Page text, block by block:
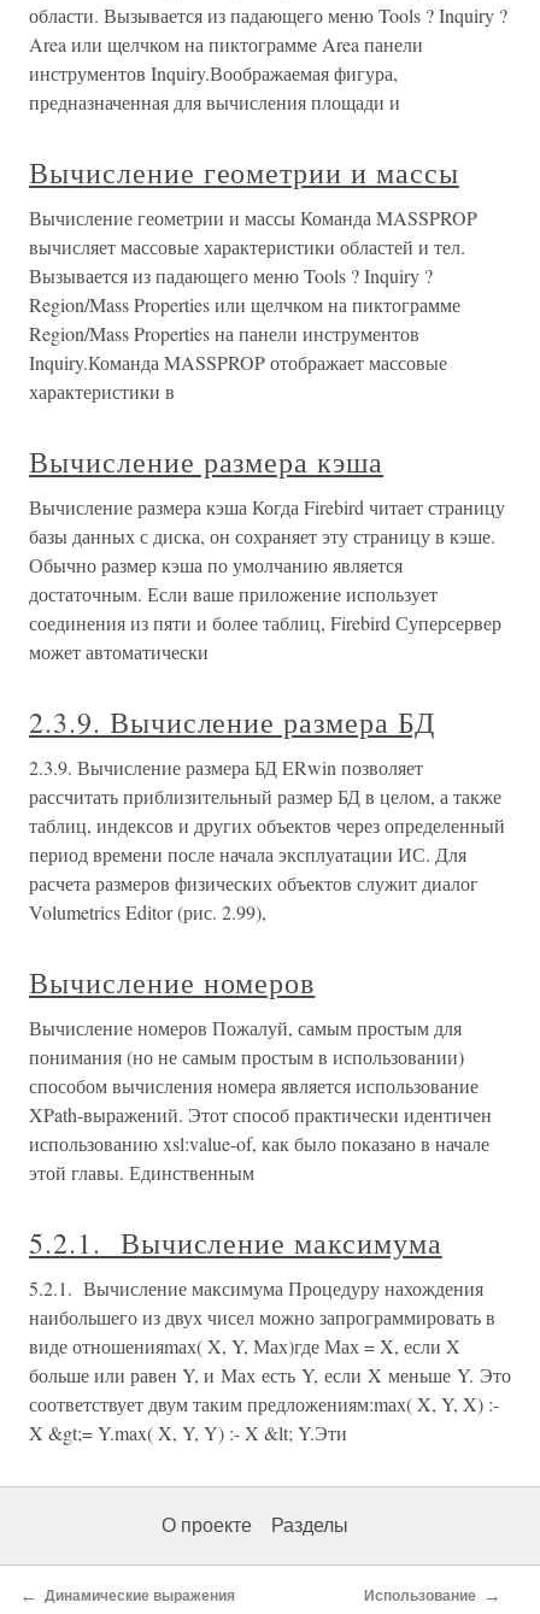
области. Вызывается из падающего меню Tools ? Inquiry ?
Area или щелчком на пиктограмме Area панели
инструментов Inquiry.Воображаемая фигура,
предназначенная для вычисления площади и
Вычисление геометрии и массы
Вычисление геометрии и массы Команда MASSPROP
вычисляет массовые характеристики областей и тел.
Вызывается из падающего меню Tools ? Inquiry ?
Region/Mass Properties или щелчком на пиктограмме
Region/Mass Properties на панели инструментов
Inquiry.Команда MASSPROP отображает массовые
характеристики в
Вычисление размера кэша
Вычисление размера кэша Когда Firebird читает страницу
базы данных с диска, он сохраняет эту страницу в кэше.
Обычно размер кэша по умолчанию является
достаточным. Если ваше приложение использует
соединения из пяти и более таблиц, Firebird Суперсервер
может автоматически
2.3.9. Вычисление размера БД
2.3.9. Вычисление размера БД ERwin позволяет
рассчитать приблизительный размер БД в целом, а также
таблиц, индексов и других объектов через определенный
период времени после начала эксплуатации ИС. Для
расчета размеров физических объектов служит диалог
Volumetrics Editor (рис. 2.99),
Вычисление номеров
Вычисление номеров Пожалуй, самым простым для
понимания (но не самым простым в использовании)
способом вычисления номера является использование
XPath-выражений. Этот способ практически идентичен
использованию xsl:value-of, как было показано в начале
этой главы. Единственным
5.2.1. Вычисление максимума
5.2.1. Вычисление максимума Процедуру нахождения
наибольшего из двух чисел можно запрограммировать в
виде отношенияmах( X, Y, Мах)где Мах = X, если X
больше или равен Y, и Мах есть Y, если X меньше Y. Это
соответствует двум таким предложениям:mах( X, Y, X) :-
X &gt;= Y.max( X, Y, Y) :- X &lt; Y.Эти
О проекте Разделы
← Динамические выражения Использование →